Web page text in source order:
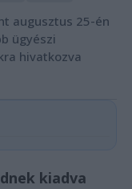
augusztus 25-én
ügyészi
hivatkozva
kiadva